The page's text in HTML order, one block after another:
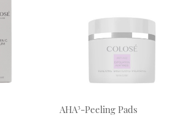
AHA³-Peeling Pads